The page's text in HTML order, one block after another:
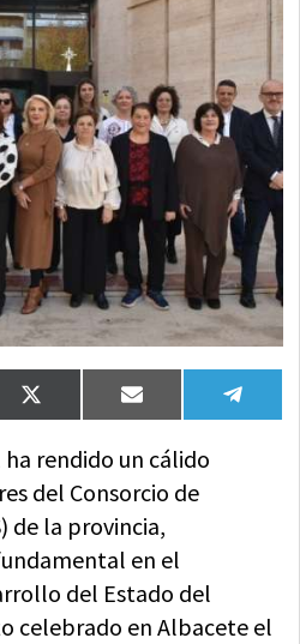
Compartir
en
X
(Twitter)
Compartir
en
Email
en
rendido un cálido
del Consorcio de
de la provincia,
en el
del Estado del
celebrado en Albacete el